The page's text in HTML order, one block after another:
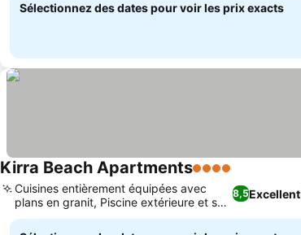
Sélectionnez des dates pour voir les prix exacts
Kirra Beach Apartments4 Étoiles
8,5Excellent
Cuisines entièrement équipées avec
plans en granit, Piscine extérieure et spa
relaxant